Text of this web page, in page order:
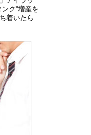
ク”増産を
着いたら